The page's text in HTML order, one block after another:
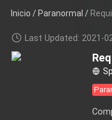
Inicio /Paranormal /
Last Updated: 2021-